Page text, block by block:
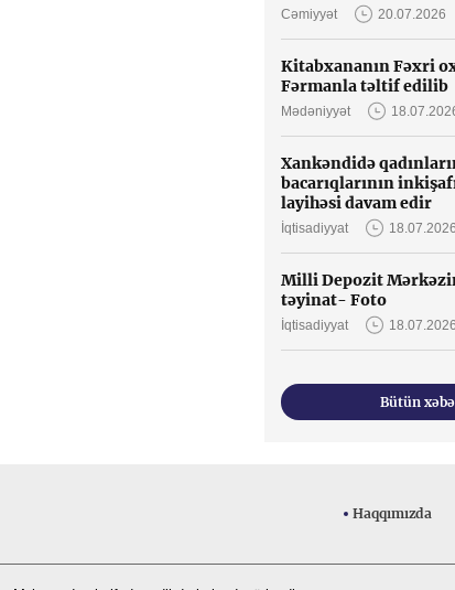
Cəmiyyət 20.07.2026
Kitabxananın Fəxri
Fərmanla təltif edilib
Mədəniyyət
Xankəndidə
bacarıqlarının
layihəsi davam edir
İqtisadiyyat 18.07.2026
Milli Depozit
təyinat- Foto
İqtisadiyyat 18.07.2026
Bütün
Haqqımızda